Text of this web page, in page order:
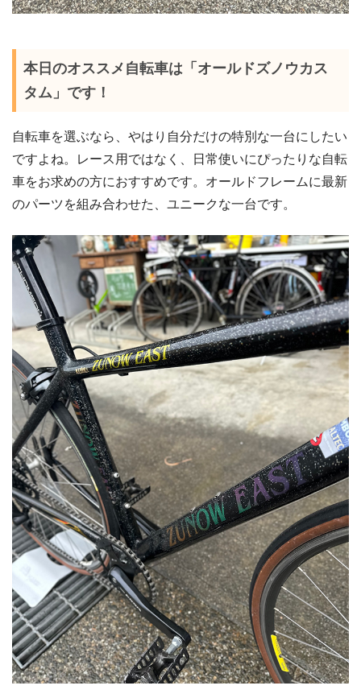
本日のオススメ自転車は「オールドズノウカス
タム」です！
自転車を選ぶなら、やはり自分だけの特別な一台にしたい
ですよね。レース用ではなく、日常使いにぴったりな自転
車をお求めの方におすすめです。オールドフレームに最新
のパーツを組み合わせた、ユニークな一台です。